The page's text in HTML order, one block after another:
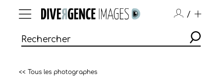
/
<< Tous les photographes